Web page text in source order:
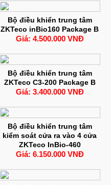
Bộ điều khiển trung tâm
ZKTeco inBio160 Package B
Giá: 4.500.000 VNĐ
Bộ điều khiển trung tâm
ZKTeco C3-200 Package B
Giá: 3.400.000 VNĐ
Bộ điều khiển trung tâm
kiểm soát cửa ra vào 4 cửa
ZKTeco InBio-460
Giá: 6.150.000 VNĐ